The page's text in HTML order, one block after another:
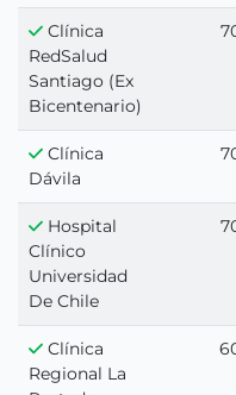
Clínica
RedSalud
Santiago (Ex
Bicentenario)
Clínica
Dávila
Hospital
Clínico
Universidad
De Chile
Clínica
Regional La